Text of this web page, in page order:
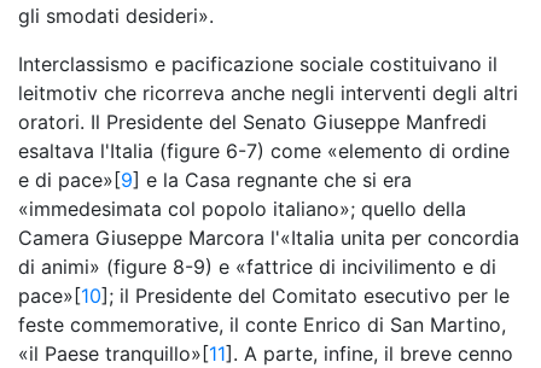
gli smodati desideri».
Interclassismo e pacificazione sociale costituivano il
leitmotiv che ricorreva anche negli interventi degli altri
oratori. Il Presidente del Senato Giuseppe Manfredi
esaltava l'Italia (figure 6-7) come «elemento di ordine
e di pace»[9] e la Casa regnante che si era
«immedesimata col popolo italiano»; quello della
Camera Giuseppe Marcora l'«Italia unita per concordia
di animi» (figure 8-9) e «fattrice di incivilimento e di
pace»[10]; il Presidente del Comitato esecutivo per le
feste commemorative, il conte Enrico di San Martino,
«il Paese tranquillo»[11]. A parte, infine, il breve cenno